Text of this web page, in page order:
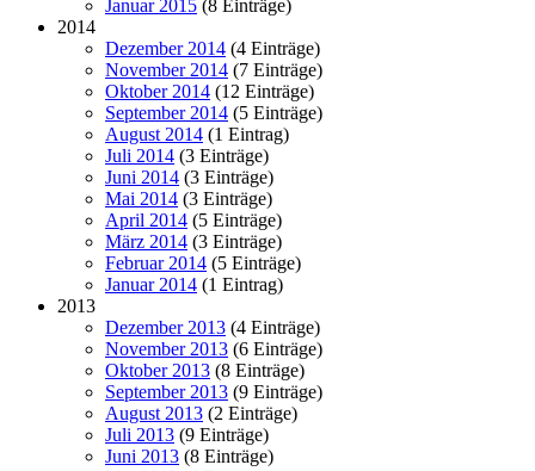
Januar 2015 (8 Einträge)
2014
Dezember 2014 (4 Einträge)
November 2014 (7 Einträge)
Oktober 2014 (12 Einträge)
September 2014 (5 Einträge)
August 2014 (1 Eintrag)
Juli 2014 (3 Einträge)
Juni 2014 (3 Einträge)
Mai 2014 (3 Einträge)
April 2014 (5 Einträge)
März 2014 (3 Einträge)
Februar 2014 (5 Einträge)
Januar 2014 (1 Eintrag)
2013
Dezember 2013 (4 Einträge)
November 2013 (6 Einträge)
Oktober 2013 (8 Einträge)
September 2013 (9 Einträge)
August 2013 (2 Einträge)
Juli 2013 (9 Einträge)
Juni 2013 (8 Einträge)